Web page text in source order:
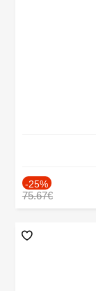
-25%
75.67€